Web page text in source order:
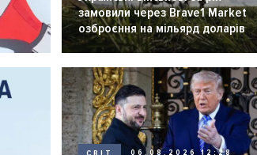
замовили через Brave1 Market
озброєння на мільярд доларів
06.08.2026 12:28